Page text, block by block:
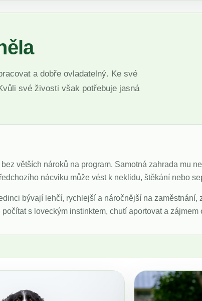
a dobře ovladatelný. Ke své
své živosti však potřebuje jasná
větších nároků na program. Samotná zahrada mu
nácviku může vést k neklidu, štěkání nebo
bývají lehčí, rychlejší a náročnější na zaměstnání,
s loveckým instinktem, chutí aportovat a zájmem